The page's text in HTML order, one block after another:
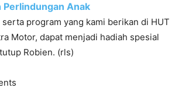
Perlindungan Anak
serta program yang kami berikan di HUT
Motor, dapat menjadi hadiah spesial
Robien. (rls)